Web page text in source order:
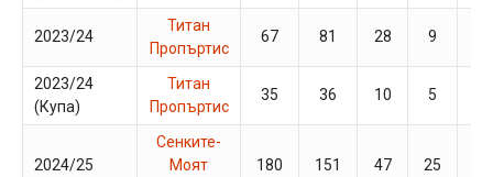
2023/24
Титан
Пропъртис
67 81 28 9
2023/24
(Купа)
Титан
Пропъртис
35 36 10 5
2024/25
Сенките-
Моят
180 151 47 25